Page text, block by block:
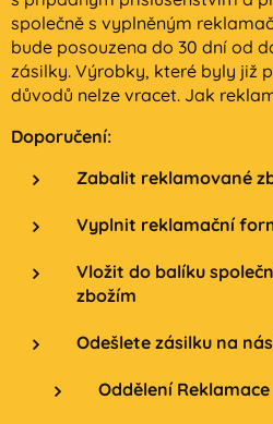
společně s vyplněným
bude posouzena do 30 dní od
zásilky. Výrobky, které byly již
důvodů nelze vracet. Jak
Doporučení:
Zabalit reklamované
Vyplnit reklamační
Vložit do balíku
zbožím
Odešlete zásilku na
Oddělení Reklamace